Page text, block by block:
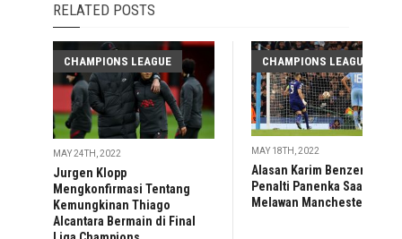
RELATED POSTS
CHAMPIONS LEAGUE
MAY 24TH, 2022
Jurgen Klopp
Mengkonfirmasi Tentang
Kemungkinan Thiago
Alcantara Bermain di Final
CHAMPIONS LEAGUE
MAY 18TH, 2022
Alasan Karim Benzema
Penalti Panenka Saat
Melawan Manchester City